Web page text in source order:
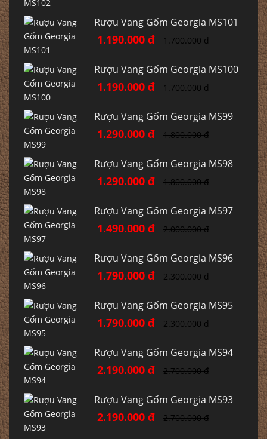
Rượu Vang Gốm Georgia MS101
1.190.000 đ 1.700.000 đ
Rượu Vang Gốm Georgia MS100
1.190.000 đ 1.700.000 đ
Rượu Vang Gốm Georgia MS99
1.290.000 đ 1.800.000 đ
Rượu Vang Gốm Georgia MS98
1.290.000 đ 1.800.000 đ
Rượu Vang Gốm Georgia MS97
1.490.000 đ 2.000.000 đ
Rượu Vang Gốm Georgia MS96
1.790.000 đ 2.300.000 đ
Rượu Vang Gốm Georgia MS95
1.790.000 đ 2.300.000 đ
Rượu Vang Gốm Georgia MS94
2.190.000 đ 2.700.000 đ
Rượu Vang Gốm Georgia MS93
2.190.000 đ 2.700.000 đ